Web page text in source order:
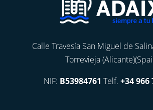
Calle Travesía San Miguel de
Torrevieja
NIF: B53984761 Telf.+34 966